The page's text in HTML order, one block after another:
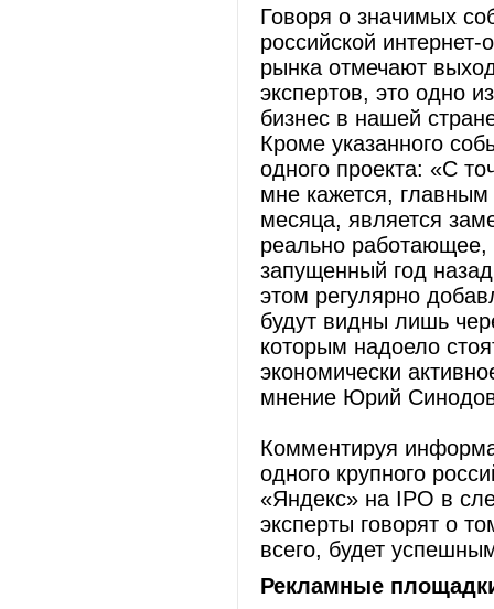
Говоря о значимых
российской
рынка отмечают
экспертов, это одно
бизнес в нашей
Кроме указанного
одного проекта: «C
мне кажется,
месяца, является
реально работающее,
запущенный год
этом регулярно
будут видны лишь
которым надоело
экономически
мнение Юрий
Комментируя
одного крупного
«Яндекс» на IPO в
эксперты говорят о
всего, будет
Рекламные